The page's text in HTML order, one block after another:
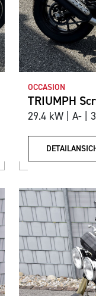
OCCASION
TRIUMPH
29.4 kW | A- |